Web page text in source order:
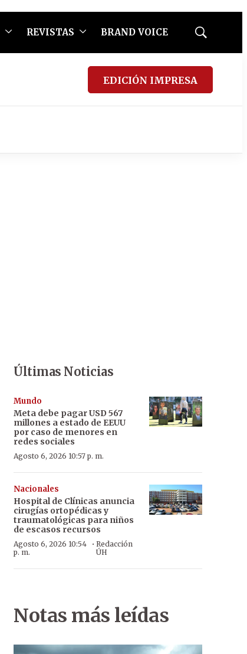
REVISTAS BRAND VOICE
Mostrar
EDICIÓN IMPRESA
Últimas Noticias
Mundo
Meta debe pagar USD 567
millones a estado de EEUU
por caso de menores en
redes sociales
Agosto 6, 2026 10:57 p. m.
Nacionales
Hospital de Clínicas anuncia
cirugías ortopédicas y
traumatológicas para niños
de escasos recursos
Agosto 6, 2026 10:54
p. m.
· Redacción
ÚH
Notas más leídas